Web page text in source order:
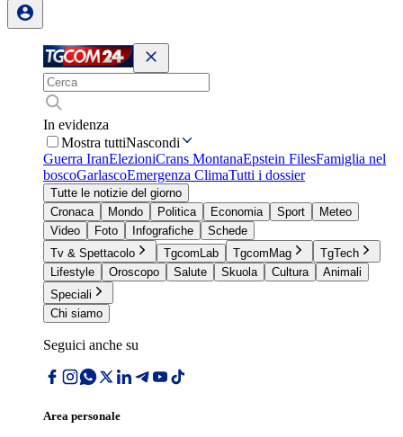
In evidenza
Mostra tuttiNascondi
Guerra IranElezioniCrans MontanaEpstein FilesFamiglia nel
boscoGarlascoEmergenza ClimaTutti i dossier
Tutte le notizie del giorno
Cronaca
Mondo Politica Economia Sport
Meteo
Video
Foto Infografiche
Schede
Tv & Spettacolo
TgcomLab TgcomMag
TgTech
Lifestyle
Oroscopo Salute Skuola Cultura
Animali
Speciali
Chi siamo
Seguici anche su
Area personale